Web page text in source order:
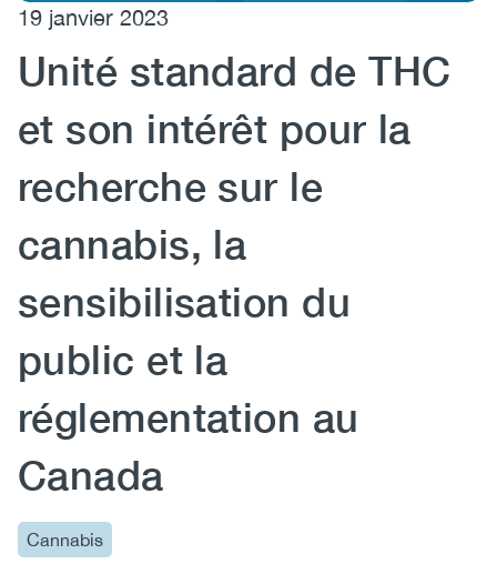
(CCSA)
EN FR
19 janvier 2023
Unité standard de THC
et son intérêt pour la
recherche sur le
cannabis, la
sensibilisation du
public et la
réglementation au
Canada
Cannabis